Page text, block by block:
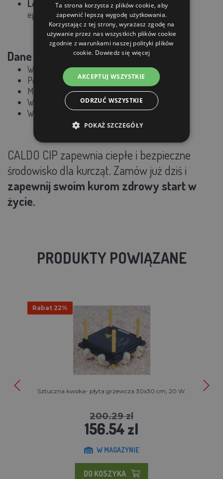
Leczenie lub kwarantannachorych zwierząt
egzotycznych
Dane techniczne:
Wymiary: średnica 45 cm, wysokość 68 cm
Pojemność: Maksymalnie 24 kurczaki
Materiał: Plastik nietoksyczny
Waga: 4,7 kg
Wymiary opakowania: 48,5 × 34,5 × 48,5 cm
CALDO CIP zapewnia ciepłe i bezpieczne
środowisko dla kurcząt. Zamów już dziś i
zapewnij swoim kurom zdrowy start w
życie.
PRODUKTY POWIĄZANE
Rabat 22%
Sztuczna kwoka- płyta grzewcza 30x30 cm, 20 W.
200.29 zl
156.54 zl
W MAGAZYNIE
DO KOSZYKA
Ta strona korzysta z plików cookie, aby
zapewnić lepszą wygodę użytkowania.
Korzystając z tej strony, wyrażasz zgodę na
używanie przez nas wszystkich plików cookie
zgodnie z warunkami naszej polityki plików
cookie. Dowiedz się więcej
AKCEPTUJ WSZYSTKIE
ODRZUĆ WSZYSTKIE
POKAŻ SZCZEGÓŁY